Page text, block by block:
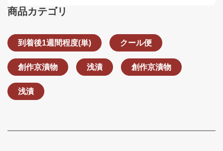
商品カテゴリ
到着後1週間程度(単) クール便
創作京漬物 浅漬 創作京漬物
浅漬